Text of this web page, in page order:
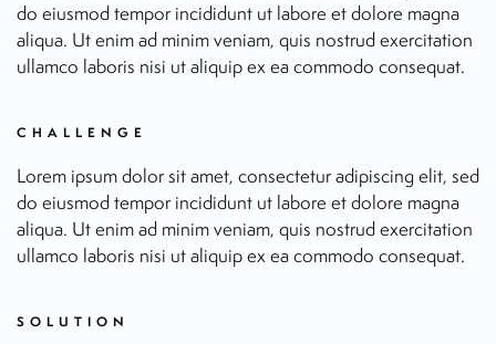
do eiusmod tempor incididunt ut labore et dolore magna
aliqua. Ut enim ad minim veniam, quis nostrud exercitation
ullamco laboris nisi ut aliquip ex ea commodo consequat.
CHALLENGE
Lorem ipsum dolor sit amet, consectetur adipiscing elit, sed
do eiusmod tempor incididunt ut labore et dolore magna
aliqua. Ut enim ad minim veniam, quis nostrud exercitation
ullamco laboris nisi ut aliquip ex ea commodo consequat.
SOLUTION